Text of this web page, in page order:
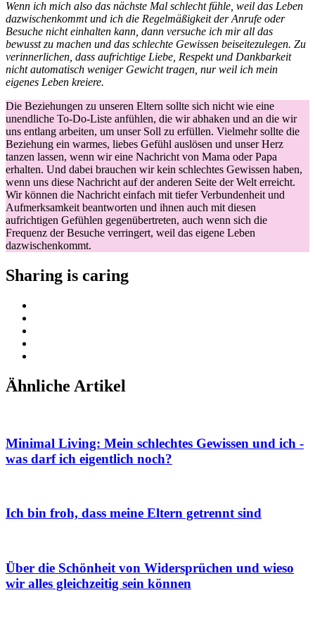
Wenn ich mich also das nächste Mal schlecht fühle, weil das Leben
dazwischenkommt und ich die Regelmäßigkeit der Anrufe oder
Besuche nicht einhalten kann, dann versuche ich mir all das
bewusst zu machen und das schlechte Gewissen beiseitezulegen. Zu
verinnerlichen, dass aufrichtige Liebe, Respekt und Dankbarkeit
nicht automatisch weniger Gewicht tragen, nur weil ich mein
eigenes Leben kreiere.
Die Beziehungen zu unseren Eltern sollte sich nicht wie eine
unendliche To-Do-Liste anfühlen, die wir abhaken und an die wir
uns entlang arbeiten, um unser Soll zu erfüllen. Vielmehr sollte die
Beziehung ein warmes, liebes Gefühl auslösen und unser Herz
tanzen lassen, wenn wir eine Nachricht von Mama oder Papa
erhalten. Und dabei brauchen wir kein schlechtes Gewissen haben,
wenn uns diese Nachricht auf der anderen Seite der Welt erreicht.
Wir können die Nachricht einfach mit tiefer Verbundenheit und
Aufmerksamkeit beantworten und ihnen auch mit diesen
aufrichtigen Gefühlen gegenübertreten, auch wenn sich die
Frequenz der Besuche verringert, weil das eigene Leben
dazwischenkommt.
Sharing is caring
Ähnliche Artikel
Minimal Living: Mein schlechtes Gewissen und ich -
was darf ich eigentlich noch?
Ich bin froh, dass meine Eltern getrennt sind
Über die Schönheit von Widersprüchen und wieso
wir alles gleichzeitig sein können